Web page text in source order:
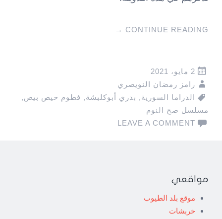
CONTINUE READING
→
2 مايو، 2021
رامز رمضان النويصري
الدراما السورية, بدري أبوكلبشة, فطوم حيص بيص,
مسلسل صح النوم
LEAVE A COMMENT
مواقعي
موقع بلد الطيوب
خربشات